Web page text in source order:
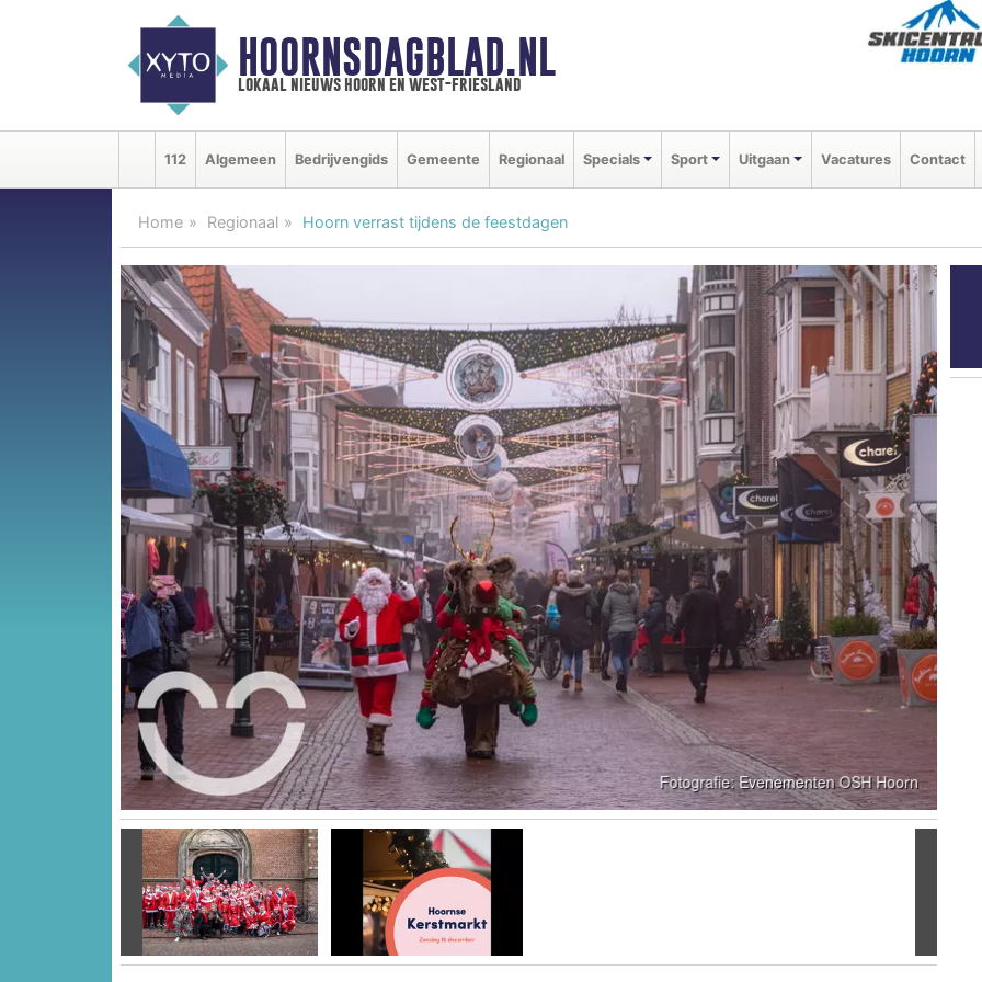
HOORNSDAGBLAD.NL
lokaal nieuws hoorn en west-friesland
112 Algemeen Bedrijvengids Gemeente Regionaal Specials Sport Uitgaan Vacatures Contact
Home Regionaal Hoorn verrast tijdens de feestdagen
Vorige